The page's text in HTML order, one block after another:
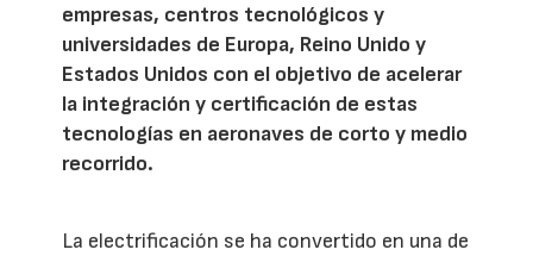
empresas, centros tecnológicos y
universidades de Europa, Reino Unido y
Estados Unidos con el objetivo de acelerar
la integración y certificación de estas
tecnologías en aeronaves de corto y medio
recorrido.
La electrificación se ha convertido en una de